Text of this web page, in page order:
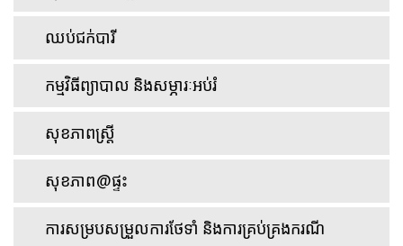
ឈប់ជក់បារី
កម្មវិធីព្យាបាល និងសម្ភារៈអប់រំ
សុខភាពស្ត្រី
សុខភាព@ផ្ទះ
ការសម្របសម្រួលការថែទាំ និងការគ្រប់គ្រងករណី